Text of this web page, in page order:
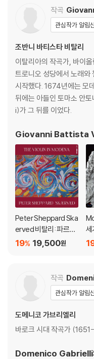
작곡
관심작가 알림
조반니 바티스타 비탈리
이탈리아의 작곡가, 바이
트로니오 성당에서 노래와
시작했다. 1674년에는 모
뒤에는 아들인 토마소 안
i)가 그 뒤를 이었다.
Giovanni Battista
Peter Sheppard Ska
erved 비탈리: 파르티
타 / 콜롬비: 변칙조율
19,500원
19%
세
작곡
관심작가 알림
도메니코 가브리엘리
바로크 시대 작곡가
Domenico Gabrielli